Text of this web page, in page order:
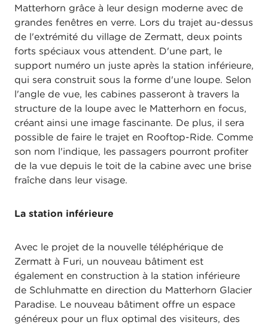
Matterhorn grâce à leur design moderne avec de
grandes fenêtres en verre. Lors du trajet au-dessus
de l'extrémité du village de Zermatt, deux points
forts spéciaux vous attendent. D'une part, le
support numéro un juste après la station inférieure,
qui sera construit sous la forme d'une loupe. Selon
l'angle de vue, les cabines passeront à travers la
structure de la loupe avec le Matterhorn en focus,
créant ainsi une image fascinante. De plus, il sera
possible de faire le trajet en Rooftop-Ride. Comme
son nom l'indique, les passagers pourront profiter
de la vue depuis le toit de la cabine avec une brise
fraîche dans leur visage.
La station inférieure
Avec le projet de la nouvelle téléphérique de
Zermatt à Furi, un nouveau bâtiment est
également en construction à la station inférieure
de Schluhmatte en direction du Matterhorn Glacier
Paradise. Le nouveau bâtiment offre un espace
généreux pour un flux optimal des visiteurs, des